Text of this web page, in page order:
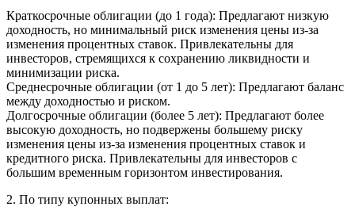
Краткосрочные облигации (до 1 года): Предлагают низкую
доходность, но минимальный риск изменения цены из-за
изменения процентных ставок. Привлекательны для
инвесторов, стремящихся к сохранению ликвидности и
минимизации риска.
Среднесрочные облигации (от 1 до 5 лет): Предлагают баланс
между доходностью и риском.
Долгосрочные облигации (более 5 лет): Предлагают более
высокую доходность, но подвержены большему риску
изменения цены из-за изменения процентных ставок и
кредитного риска. Привлекательны для инвесторов с
большим временным горизонтом инвестирования.
2. По типу купонных выплат: